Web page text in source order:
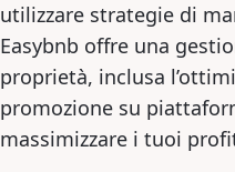
utilizzare strategie di
Easybnb offre una
proprietà, inclusa
promozione su
massimizzare i tuoi